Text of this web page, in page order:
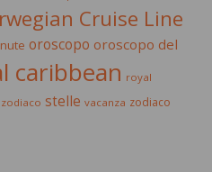
Cruise Line
oroscopo oroscopo del
caribbean royal
stelle vacanza zodiaco